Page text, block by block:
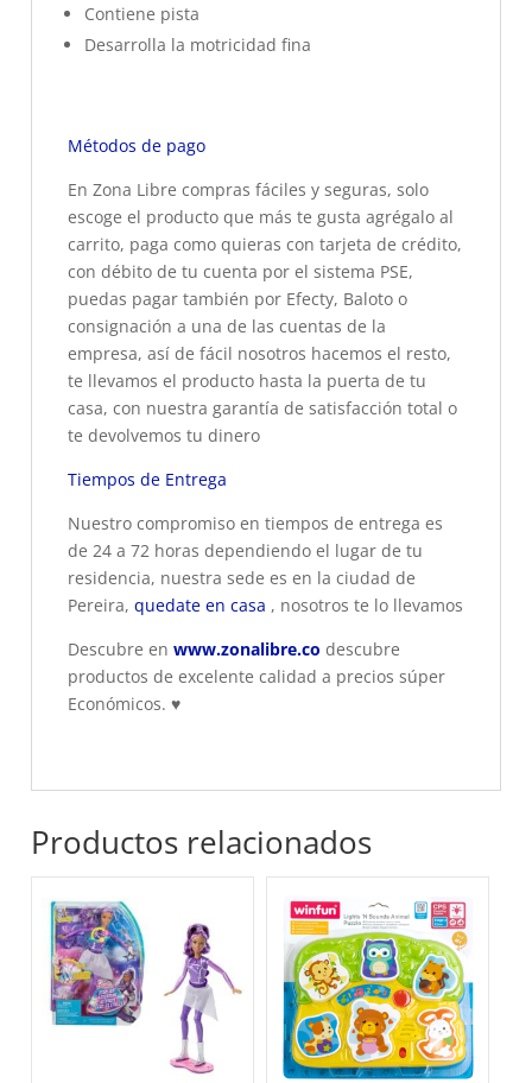
Contiene pista
Desarrolla la motricidad fina
Métodos de pago
En Zona Libre compras fáciles y seguras, solo
escoge el producto que más te gusta agrégalo al
carrito, paga como quieras con tarjeta de crédito,
con débito de tu cuenta por el sistema PSE,
puedas pagar también por Efecty, Baloto o
consignación a una de las cuentas de la
empresa, así de fácil nosotros hacemos el resto,
te llevamos el producto hasta la puerta de tu
casa, con nuestra garantía de satisfacción total o
te devolvemos tu dinero
Tiempos de Entrega
Nuestro compromiso en tiempos de entrega es
de 24 a 72 horas dependiendo el lugar de tu
residencia, nuestra sede es en la ciudad de
Pereira, quedate en casa , nosotros te lo llevamos
Descubre en www.zonalibre.co descubre
productos de excelente calidad a precios súper
Económicos. ♥
Productos relacionados